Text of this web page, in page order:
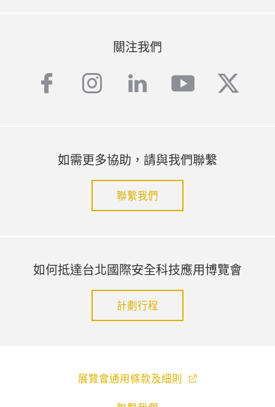
關注我們
facebook
instagram
linkedinyoutube
如需更多協助，請與我們聯繫
聯繫我們
如何抵達台北國際安全科技應用博覽會
計劃行程
展覽會通用條款及細則